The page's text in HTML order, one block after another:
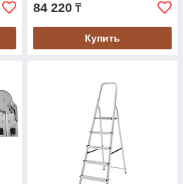
84 220 ₸
Купить